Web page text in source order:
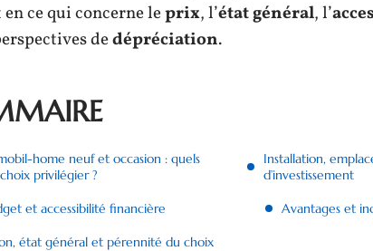
ce qui concerne leprix, l’état général, l’
dedépréciation.
home neuf et occasion : quels
privilégier ?
et accessibilité financière
état général et pérennité du choix
Installation,
d’investissement
Avantages et